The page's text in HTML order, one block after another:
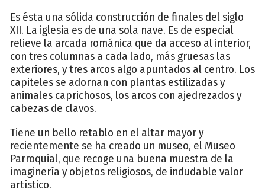
Es ésta una sólida construcción de finales del siglo
XII. La iglesia es de una sola nave. Es de especial
relieve la arcada románica que da acceso al interior,
con tres columnas a cada lado, más gruesas las
exteriores, y tres arcos algo apuntados al centro. Los
capiteles se adornan con plantas estilizadas y
animales caprichosos, los arcos con ajedrezados y
cabezas de clavos.
Tiene un bello retablo en el altar mayor y
recientemente se ha creado un museo, el Museo
Parroquial, que recoge una buena muestra de la
imaginería y objetos religiosos, de indudable valor
artístico.